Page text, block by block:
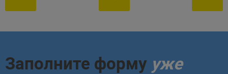
Заполните форму уже